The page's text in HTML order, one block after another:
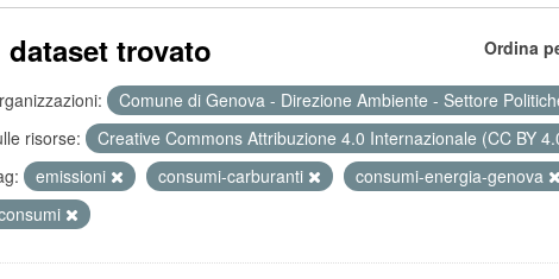
Ordina
dataset trovato
Comune di Genova - Direzione Ambiente - Settore
risorse:
Creative Commons Attribuzione 4.0 Internazionale (CC BY
emissioni consumi-carburanti consumi-energia-genova